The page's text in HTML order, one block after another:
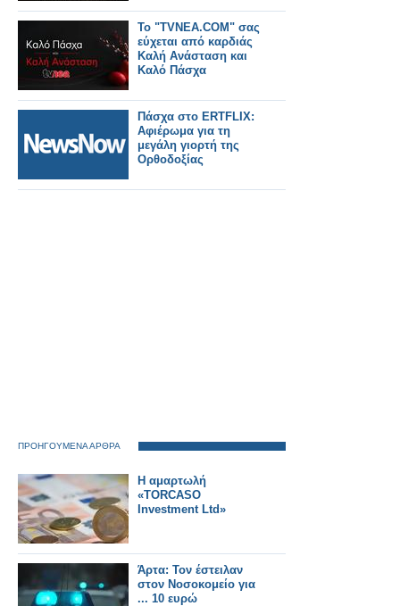
Το "TVNEA.COM" σας
εύχεται από καρδιάς
Καλή Ανάσταση και
Καλό Πάσχα
Πάσχα στο ERTFLIX:
Αφιέρωμα για τη
μεγάλη γιορτή της
Ορθοδοξίας
ΠΡΟΗΓΟΥΜΕΝΑ ΑΡΘΡΑ
Η αμαρτωλή
«TORCASO
Investment Ltd»
Άρτα: Τον έστειλαν
στον Νοσοκομείο για
... 10 ευρώ